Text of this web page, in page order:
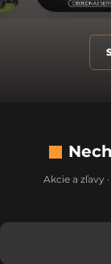
Akcie a zľavy